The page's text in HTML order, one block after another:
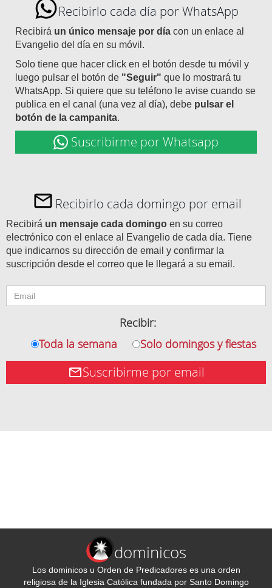
Recibirlo cada día por WhatsApp
Recibirá un único mensaje por día con un enlace al
Evangelio del día en su móvil.
Solo tiene que hacer click en el botón desde tu móvil y
luego pulsar el botón de "Seguir" que lo mostrará tu
WhatsApp. Si quiere que su teléfono le avise cuando se
publica en el canal (una vez al día), debe pulsar el
botón de la campanita.
Suscribirme por Whatsapp
Recibirlo cada domingo por email
Recibirá un mensaje cada domingo en su correo
electrónico con el enlace al Evangelio de cada día. Tiene
que indicarnos su dirección de email y confirmar la
suscripción desde el correo que le llegará a su email.
Recibir:
Toda la semana
Solo domingos y fiestas
Suscribirme por email
dominicos
Los dominicos u Orden de Predicadores es una orden
religiosa de la Iglesia Católica fundada por Santo Domingo